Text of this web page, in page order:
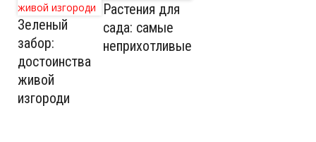
Зеленый
забор:
достоинства
живой
изгороди
Растения для
сада: самые
неприхотливые